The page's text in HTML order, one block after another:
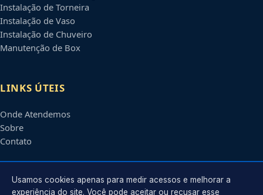
Instalação de Torneira
Instalação de Vaso
Instalação de Chuveiro
Manutenção de Box
LINKS ÚTEIS
Onde Atendemos
Sobre
Contato
CONTATO
Usamos cookies apenas para medir acessos e melhorar a
experiência do site. Você pode aceitar ou recusar esse